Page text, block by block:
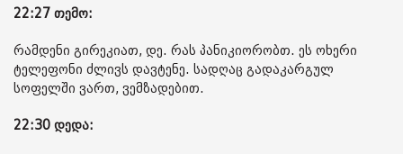
22:27 თემო:
რამდენი გირეკიათ, დე. რას პანიკიორობთ. ეს ოხერი
ტელეფონი ძლივს დავტენე. სადღაც გადაკარგულ
სოფელში ვართ, ვემზადებით.
22:30 დედა: